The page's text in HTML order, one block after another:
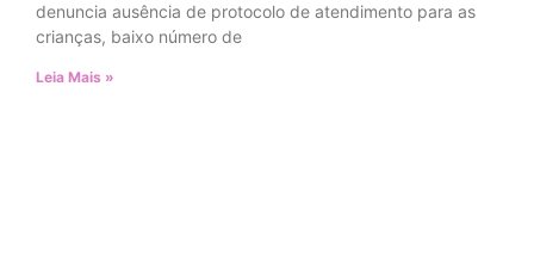
denuncia ausência de protocolo de atendimento para as
crianças, baixo número de
Leia Mais »